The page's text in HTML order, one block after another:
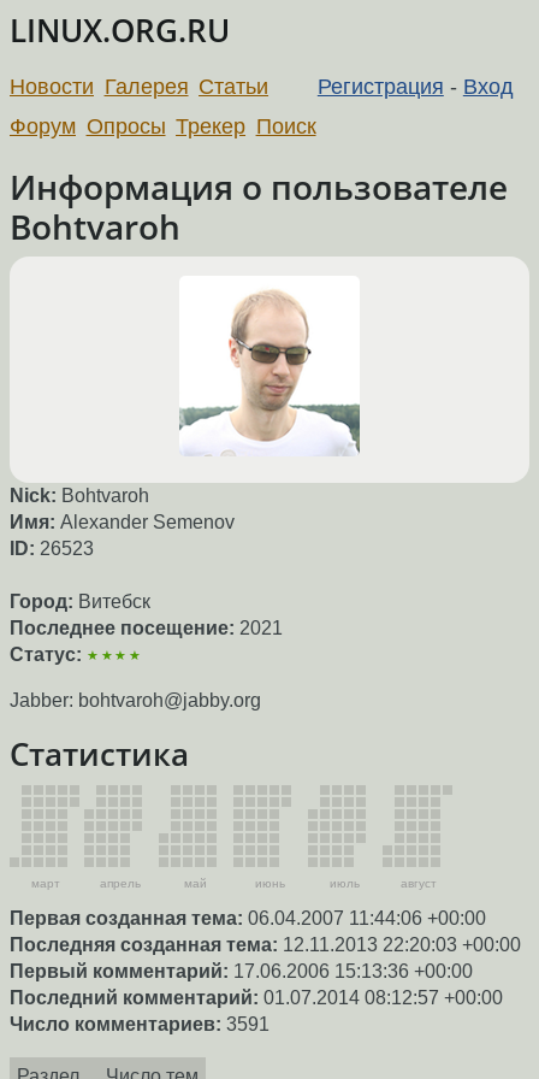
LINUX.ORG.RU
Регистрация - Вход
Новости Галерея Статьи
Форум Опросы Трекер Поиск
Информация о пользователе
Bohtvaroh
Nick: Bohtvaroh
Имя: Alexander Semenov
ID: 26523
Город: Витебск
Последнее посещение: 2021
Статус: ★★★★
Jabber: bohtvaroh@jabby.org
Статистика
март апрель май июнь июль август
Первая созданная тема: 06.04.2007 11:44:06 +00:00
Последняя созданная тема: 12.11.2013 22:20:03 +00:00
Первый комментарий: 17.06.2006 15:13:36 +00:00
Последний комментарий: 01.07.2014 08:12:57 +00:00
Число комментариев: 3591